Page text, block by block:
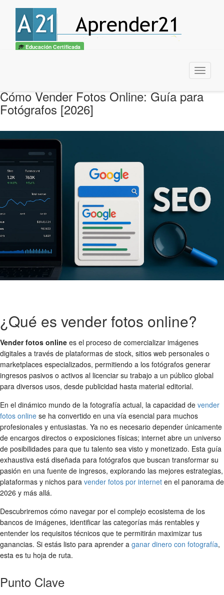
Educación Certificada
Menu
Cómo Vender Fotos Online: Guía para
Fotógrafos [2026]
¿Qué es vender fotos online?
Vender fotos online es el proceso de comercializar imágenes
digitales a través de plataformas de stock, sitios web personales o
marketplaces especializados, permitiendo a los fotógrafos generar
ingresos pasivos o activos al licenciar su trabajo a un público global
para diversos usos, desde publicidad hasta material editorial.
En el dinámico mundo de la fotografía actual, la capacidad de vender
fotos online se ha convertido en una vía esencial para muchos
profesionales y entusiastas. Ya no es necesario depender únicamente
de encargos directos o exposiciones físicas; internet abre un universo
de posibilidades para que tu talento sea visto y monetizado. Esta guía
exhaustiva está diseñada para fotógrafos que buscan transformar su
pasión en una fuente de ingresos, explorando las mejores estrategias,
plataformas y nichos para vender fotos por internet en el panorama de
2026 y más allá.
Descubriremos cómo navegar por el complejo ecosistema de los
bancos de imágenes, identificar las categorías más rentables y
entender los requisitos técnicos que te permitirán maximizar tus
ganancias. Si estás listo para aprender a ganar dinero con fotografía,
esta es tu hoja de ruta.
Punto Clave